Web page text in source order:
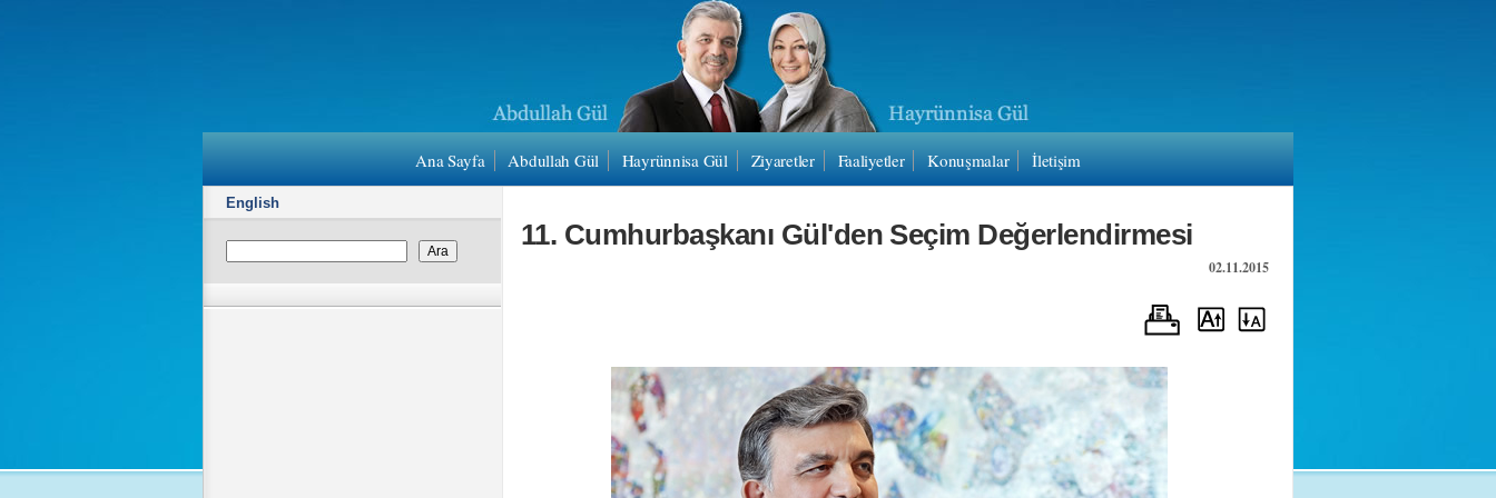
Ana Sayfa Abdullah Gül Hayrünnisa Gül Ziyaretler Faaliyetler Konuşmalar İletişim
English
11. Cumhurbaşkanı Gül'den Seçim Değerlendirmesi
02.11.2015